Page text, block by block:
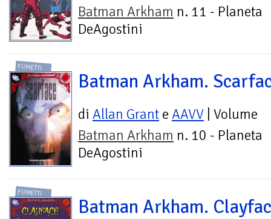
Batman Arkham n. 11 - Planeta
DeAgostini
FUMETTI
Batman Arkham.
di Allan Grant e AAVV | Volume
Batman Arkham n. 10 - Planeta
DeAgostini
FUMETTI
Batman Arkham.